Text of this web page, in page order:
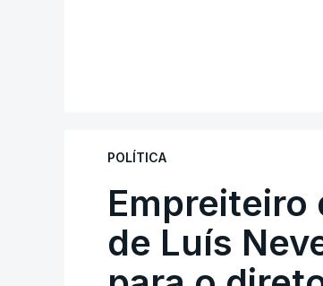
POLÍTICA
Empreiteiro
de Luís